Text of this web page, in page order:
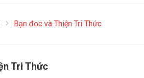
Bạn đọc và Thiện Tri Thức
Tri Thức